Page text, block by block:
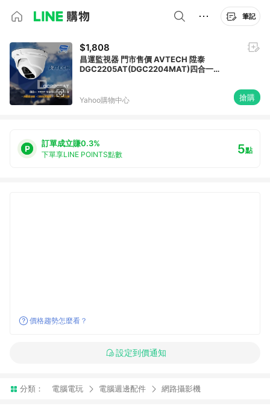
筆記
$1,808
昌運監視器 門市售價 AVTECH 陞泰
DGC2205AT(DGC2204MAT)四合一
Yahoo購物中心 搶購
訂單成立賺0.3%
下單享LINE POINTS點數 5點
價格趨勢怎麼看？
設定到價通知
分類： 電腦電玩 電腦週邊配件 網路攝影機